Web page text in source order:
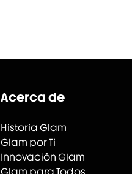
Acerca de
Historia Glam
Glam por Ti
Innovación Glam